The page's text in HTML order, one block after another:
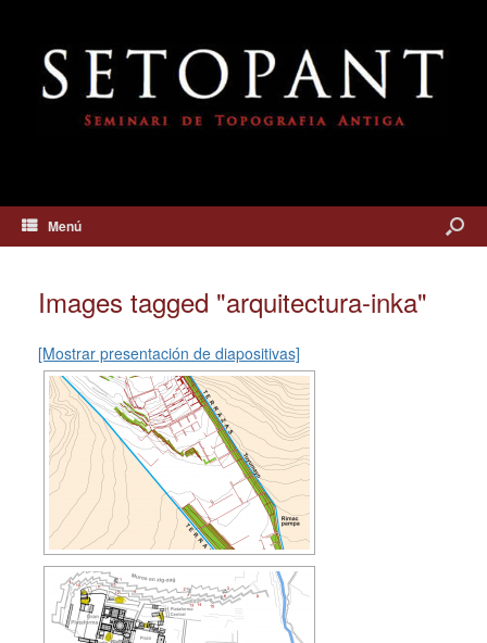
Menú
Images tagged "arquitectura-inka"
[Mostrar presentación de diapositivas]